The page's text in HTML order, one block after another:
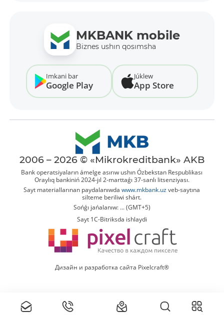
MKBANK mobile
Biznes ushın qosımsha
Imkani bar
Google Play
Júklew
App Store
2006 – 2026 © «Mikrokreditbank» AKB
Bank operatsiyaların ámelge asırıw ushın Ózbekstan Respublikası
Oraylıq bankiniń 2024-jıl 2-marttaǵı 37-sanlı litsenziyası.
Sayt materiallarınan paydalanıwdawww.mkbank.uz veb-saytına
silteme beriliwi shárt.
Sońǵı jańalanıw: ... (GMT+5)
Sayt 1C-Bitriksda ishlaydi
Дизайн и разработка сайта Pixelcraft®